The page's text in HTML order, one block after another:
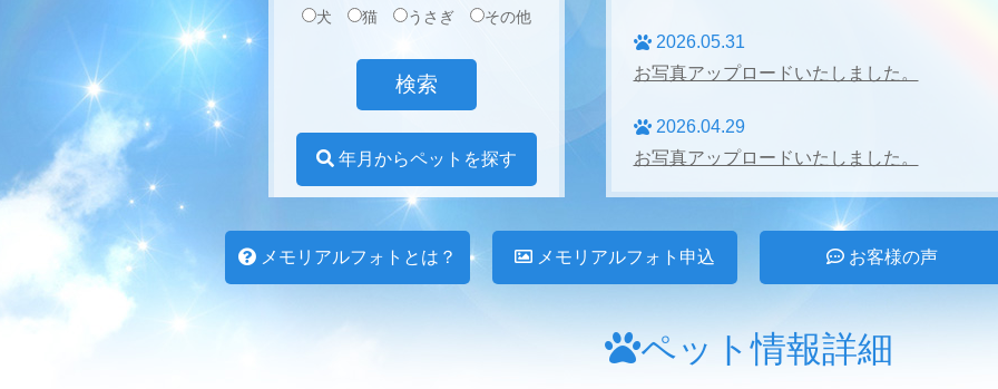
犬 猫 うさぎ その他
年月からペットを探す
2026.05.31
お写真アップロードいたしました。
2026.04.29
お写真アップロードいたしました。
お写真アップロードいたしました。
メモリアルフォトとは？ メモリアルフォト申込 お客様の声
ペット情報詳細